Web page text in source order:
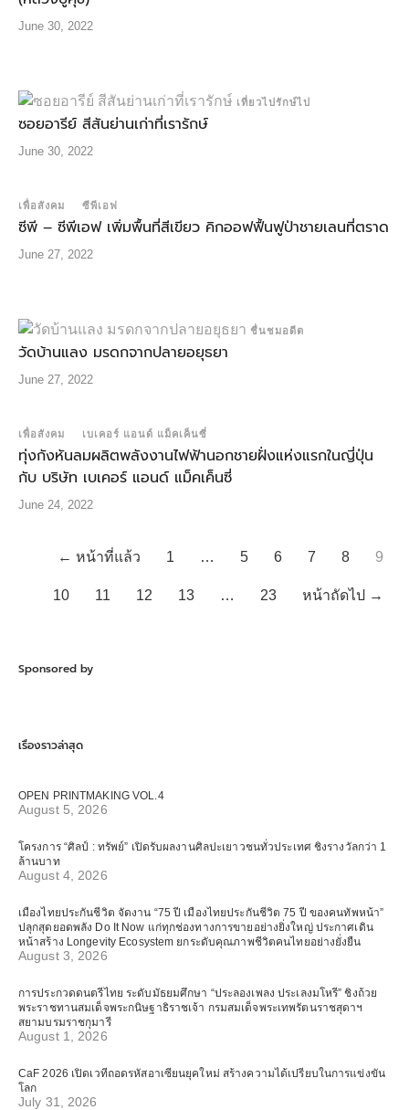
June 30, 2022
เที่ยวไปรักษ์ไป
ซอยอารีย์ สีสันย่านเก่าที่เรารักษ์
June 30, 2022
เพื่อสังคม ซีพีเอฟ
ซีพี – ซีพีเอฟ เพิ่มพื้นที่สีเขียว คิกออฟฟื้นฟูป่าชายเลนที่ตราด
June 27, 2022
ชื่นชมอดีต
วัดบ้านแลง มรดกจากปลายอยุธยา
June 27, 2022
เพื่อสังคม เบเคอร์ แอนด์ แม็คเค็นซี่
ทุ่งกังหันลมผลิตพลังงานไฟฟ้านอกชายฝั่งแห่งแรกในญี่ปุ่น
กับ บริษัท เบเคอร์ แอนด์ แม็คเค็นซี่
June 24, 2022
← หน้าที่แล้ว 1 … 5 6 7 8 9
10 11 12 13 … 23 หน้าถัดไป →
Sponsored by
เรื่องราวล่าสุด
OPEN PRINTMAKING VOL.4
August 5, 2026
โครงการ “ศิลป์ : ทรัพย์” เปิดรับผลงานศิลปะเยาวชนทั่วประเทศ ชิงรางวัลกว่า 1
ล้านบาท
August 4, 2026
เมืองไทยประกันชีวิต จัดงาน “75 ปี เมืองไทยประกันชีวิต 75 ปี ของคนทัพหน้า”
ปลุกสุดยอดพลัง Do It Now แก่ทุกช่องทางการขายอย่างยิ่งใหญ่ ประกาศเดิน
หน้าสร้าง Longevity Ecosystem ยกระดับคุณภาพชีวิตคนไทยอย่างยั่งยืน
August 3, 2026
การประกวดดนตรีไทย ระดับมัธยมศึกษา “ประลองเพลง ประเลงมโหรี” ชิงถ้วย
พระราชทานสมเด็จพระกนิษฐาธิราชเจ้า กรมสมเด็จพระเทพรัตนราชสุดาฯ
สยามบรมราชกุมารี
August 1, 2026
CaF 2026 เปิดเวทีถอดรหัสอาเซียนยุคใหม่ สร้างความได้เปรียบในการแข่งขัน
โลก
July 31, 2026